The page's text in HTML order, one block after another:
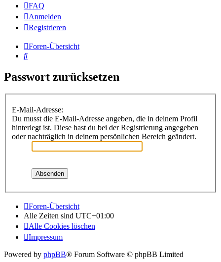
FAQ
Anmelden
Registrieren
Foren-Übersicht
Suche
Passwort zurücksetzen
E-Mail-Adresse:
Du musst die E-Mail-Adresse angeben, die in deinem Profil
hinterlegt ist. Diese hast du bei der Registrierung angegeben
oder nachträglich in deinem persönlichen Bereich geändert.
Foren-Übersicht
Alle Zeiten sind UTC+01:00
Alle Cookies löschen
Impressum
Powered by phpBB® Forum Software © phpBB Limited